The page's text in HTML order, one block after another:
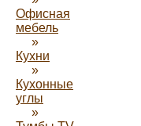
Офисная
мебель
»
Кухни
»
Кухонные
углы
»